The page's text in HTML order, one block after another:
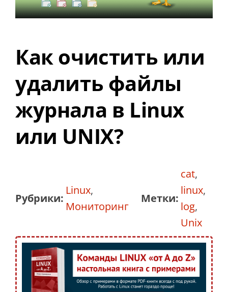
Как очистить или
удалить файлы
журнала в Linux
или UNIX?
Рубрики:
Linux,
Мониторинг
Метки:
cat,
linux,
log,
Unix